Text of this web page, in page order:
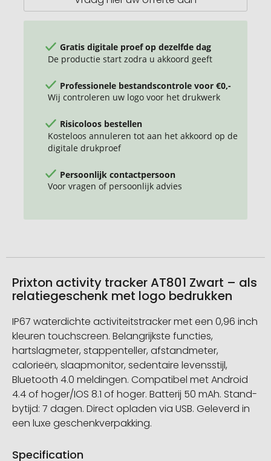
Gratis digitale proef op dezelfde dag
De productie start zodra u akkoord geeft
Professionele bestandscontrole voor €0,-
Wij controleren uw logo voor het drukwerk
Risicoloos bestellen
Kosteloos annuleren tot aan het akkoord op de
digitale drukproef
Persoonlijk contactpersoon
Voor vragen of persoonlijk advies
Prixton activity tracker AT801 Zwart – als
relatiegeschenk met logo bedrukken
IP67 waterdichte activiteitstracker met een 0,96 inch
kleuren touchscreen. Belangrijkste functies,
hartslagmeter, stappenteller, afstandmeter,
calorieën, slaapmonitor, sedentaire levensstijl,
Bluetooth 4.0 meldingen. Compatibel met Android
4.4 of hoger/IOS 8.1 of hoger. Batterij 50 mAh. Stand-
bytijd: 7 dagen. Direct opladen via USB. Geleverd in
een luxe geschenkverpakking.
Specification